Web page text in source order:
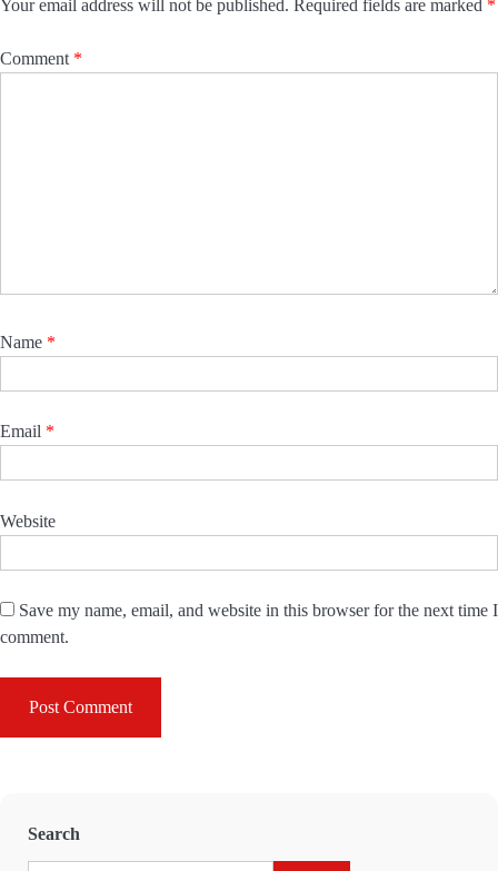
Your email address will not be published. Required fields are marked *
Comment *
Name *
Email *
Website
Save my name, email, and website in this browser for the next time I
comment.
Search